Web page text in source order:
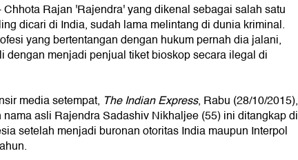
Chhota Rajan 'Rajendra' yang dikenal sebagai salah satu
dicari di India, sudah lama melintang di dunia kriminal.
yang bertentangan dengan hukum pernah dia jalani,
dengan menjadi penjual tiket bioskop secara ilegal di
media setempat, The Indian Express, Rabu (28/10/2015),
nama asli Rajendra Sadashiv Nikhaljee (55) ini ditangkap di
setelah menjadi buronan otoritas India maupun Interpol